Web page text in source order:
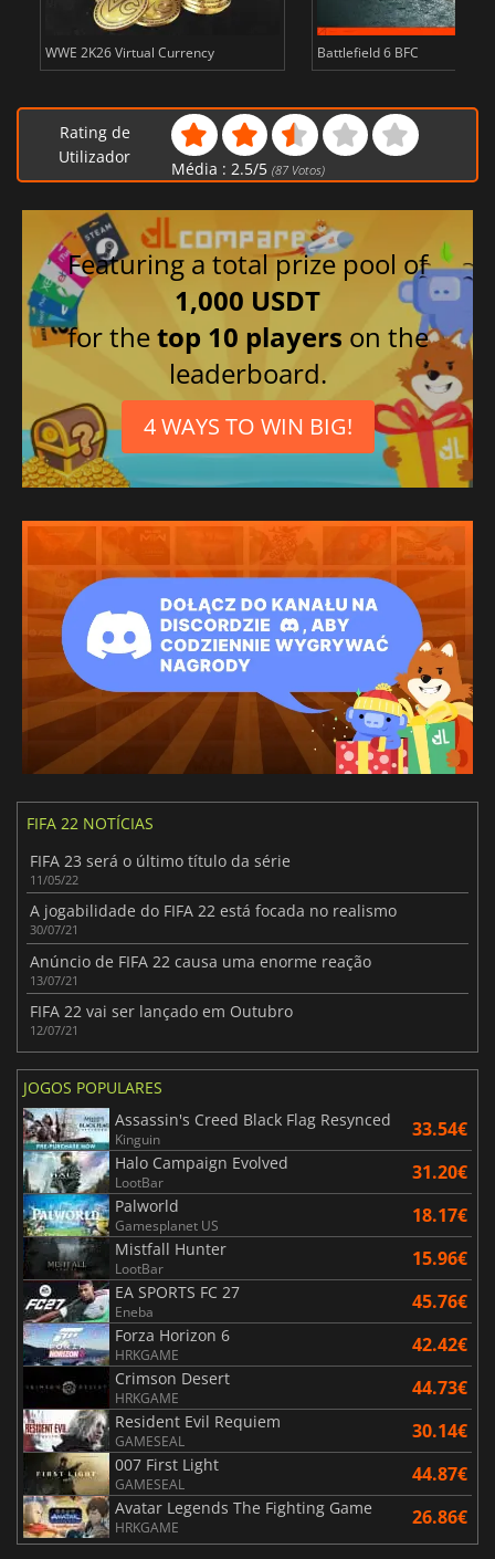
WWE 2K26 Virtual Currency Battlefield 6 BFC
Rating de
Utilizador
Média : 2.5/5 (87Votos)
Featuring a total prize pool of
1,000 USDT
for thetop 10 players on the
leaderboard.
4 WAYS TO WIN BIG!
FIFA 22 NOTÍCIAS
FIFA 23 será o último título da série
11/05/22
A jogabilidade do FIFA 22 está focada no realismo
30/07/21
Anúncio de FIFA 22 causa uma enorme reação
13/07/21
FIFA 22 vai ser lançado em Outubro
12/07/21
JOGOS POPULARES
Assassin's Creed Black Flag Resynced
Kinguin 33.54€
Halo Campaign Evolved
LootBar 31.20€
Palworld
Gamesplanet US 18.17€
Mistfall Hunter
LootBar 15.96€
EA SPORTS FC 27
Eneba 45.76€
Forza Horizon 6
HRKGAME 42.42€
Crimson Desert
HRKGAME 44.73€
Resident Evil Requiem
GAMESEAL 30.14€
007 First Light
GAMESEAL 44.87€
Avatar Legends The Fighting Game
HRKGAME 26.86€